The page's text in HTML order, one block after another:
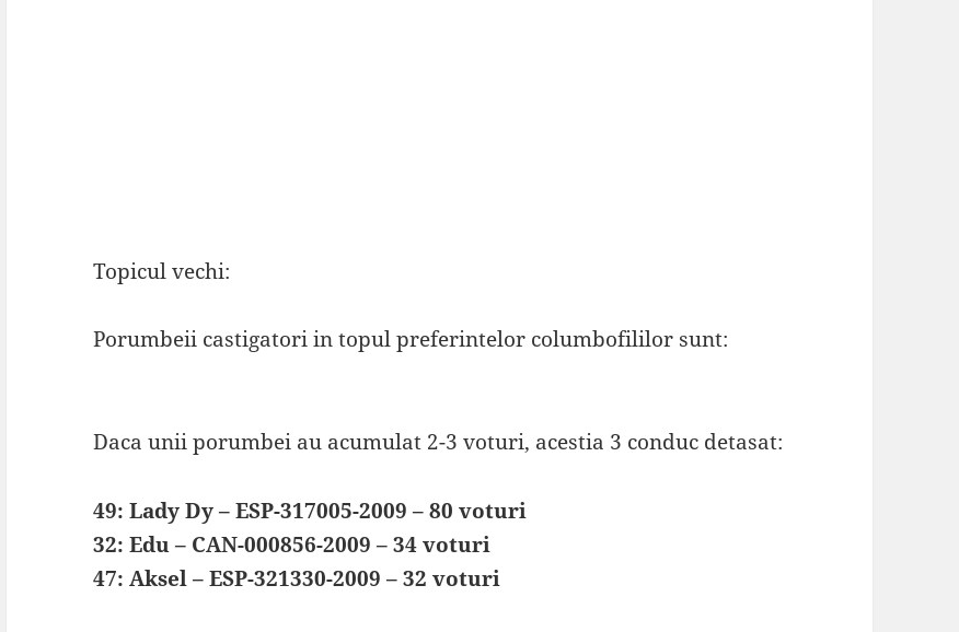
Topicul vechi:
Porumbeii castigatori in topul preferintelor columbofililor sunt:
Daca unii porumbei au acumulat 2-3 voturi, acestia 3 conduc detasat:
49: Lady Dy – ESP-317005-2009 – 80 voturi
32: Edu – CAN-000856-2009 – 34 voturi
47: Aksel – ESP-321330-2009 – 32 voturi